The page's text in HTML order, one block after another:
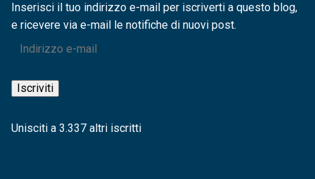
Inserisci il tuo indirizzo e-mail per iscriverti a questo blog,
e ricevere via e-mail le notifiche di nuovi post.
Indirizzo
mail
Iscriviti
Unisciti a 3.337 altri iscritti